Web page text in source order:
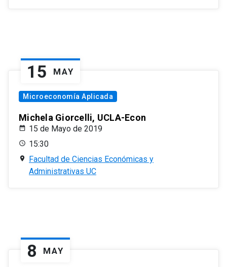
15 MAY
Microeconomía Aplicada
Michela Giorcelli, UCLA-Econ
15 de Mayo de 2019
15:30
Facultad de Ciencias Económicas y
Administrativas UC
8 MAY